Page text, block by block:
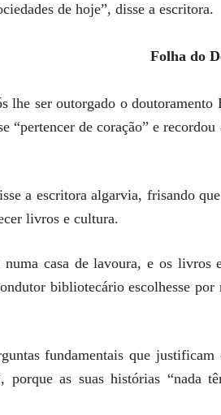
de hoje”, disse a escritora.
Folha do
lhe ser outorgado o doutoramento
de coração” e recordou
a escritora algarvia, frisando
livros e cultura.
casa de lavoura, e os livros
bibliotecário escolhesse
fundamentais que
porque as suas histórias “nada